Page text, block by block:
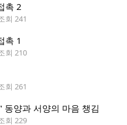
촉 2
회 241
촉 1
회 210
회 261
동양과 서양의 마음 챙김
회 229